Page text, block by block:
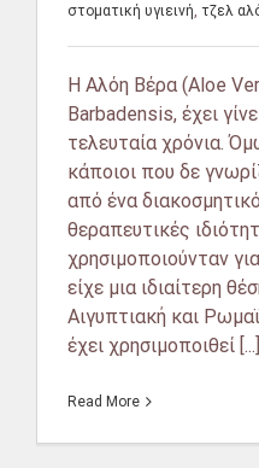
στοματική υγιεινή τζελ
H Αλόη Βέρα (Aloe
Barbadensis, έχει
τελευταία χρόνια.
κάποιοι που δε
από ένα
θεραπευτικές
χρησιμοποιούνταν
είχε μια ιδιαίτερη
Αιγυπτιακή και
έχει χρησιμοποιθεί [...]
Read More